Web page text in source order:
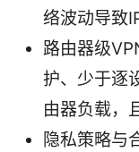
络波动导致
路由器级
护、少于逐
由器负载，
隐私策略与